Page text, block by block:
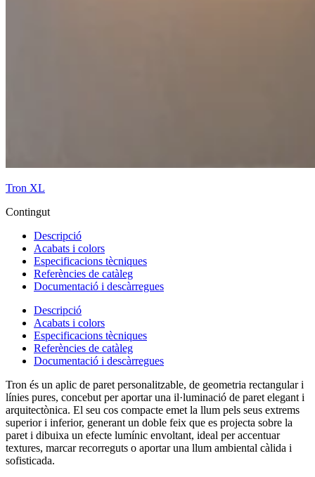
Tron XL
Contingut
Descripció
Acabats i colors
Especificacions tècniques
Referències de catàleg
Documentació i descàrregues
Descripció
Acabats i colors
Especificacions tècniques
Referències de catàleg
Documentació i descàrregues
Tron és un aplic de paret personalitzable, de geometria rectangular i
línies pures, concebut per aportar una il·luminació de paret elegant i
arquitectònica. El seu cos compacte emet la llum pels seus extrems
superior i inferior, generant un doble feix que es projecta sobre la
paret i dibuixa un efecte lumínic envoltant, ideal per accentuar
textures, marcar recorreguts o aportar una llum ambiental càlida i
sofisticada.